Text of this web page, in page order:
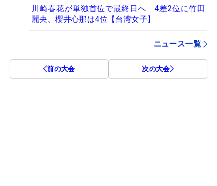
川崎春花が単独首位で最終日へ 4差2位に竹田
麗央、櫻井心那は4位【台湾女子】
ニュース一覧
前の大会 次の大会